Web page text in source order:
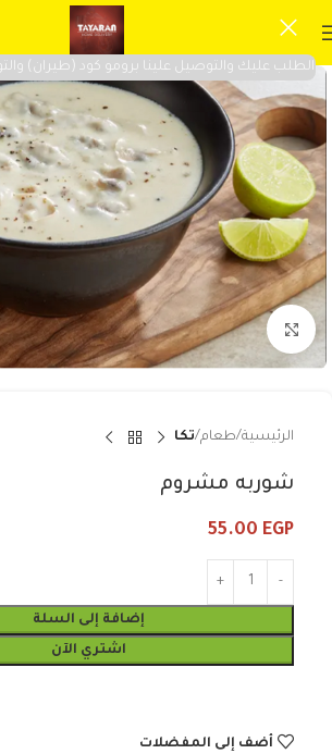
الطلب عليك والتوصيل علينا برومو كود (طيران)
Click to enlarge
الرئيسية طعام تكا
شوربه مشروم
55.00 EGP
إضافة إلى السلة
اشتري الآن
أضف إلى المفضلات